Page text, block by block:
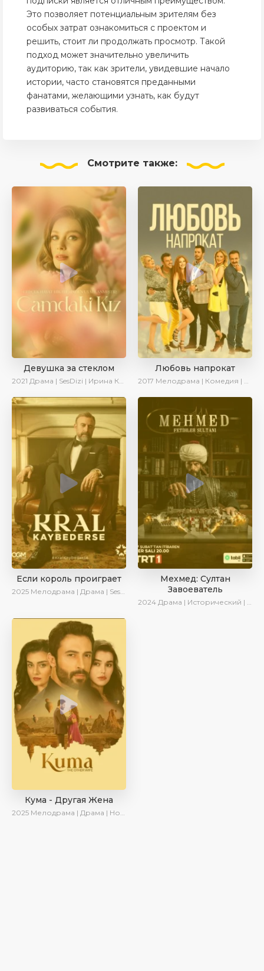
Это позволяет потенциальным зрителям без
особых затрат ознакомиться с проектом и
решить, стоит ли продолжать просмотр. Такой
подход может значительно увеличить
аудиторию, так как зрители, увидевшие начало
истории, часто становятся преданными
фанатами, желающими узнать, как будут
развиваться события.
Смотрите также:
Девушка за стеклом
2021 Драма | SesDizi | Ирина Котова
Любовь напрокат
2017 Мелодрама | Комедия | Ирина Котова
Если король проиграет
2025 Мелодрама | Драма | SesDizi | Ирина Котова | AlisaDirilis | Turok1990 | Новинки | Сериалы 2025
Мехмед: Султан
Завоеватель
2024 Драма | Исторический | AlisaDirilis | Сериалы 2024
Кума - Другая Жена
2025 Мелодрама | Драма | Новинки | Сериалы 2025